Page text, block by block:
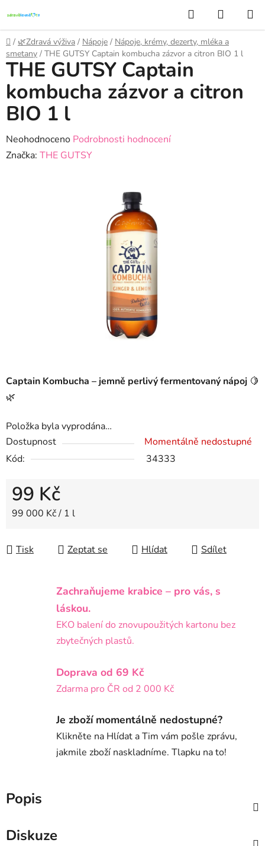
na
obsah
Hledat
KOŠÍK
Domů
/ 🌿Zdravá výživa / Nápoje / Nápoje, krémy, dezerty, mléka a
smetany / THE GUTSY Captain kombucha zázvor a citron BIO 1 l
Captain Kombucha – jemně perlivý fermentovaný nápoj 🍋
🌿
Položka byla vyprodána…
Dostupnost
Momentálně nedostupné
Kód:
34333
99 Kč
Měrná cena:
99 000 Kč / 1 l
Tisk Zeptat se Hlídat Sdílet
THE GUTSY Captain
kombucha zázvor a citron
BIO 1 l
Průměrné
hodnocení
Neohodnoceno Podrobnosti hodnocení
Značka: THE GUTSY
Zachraňujeme krabice – pro vás, s
láskou.
EKO balení do znovupoužitých kartonu bez
zbytečných plastů.
Doprava od 69 Kč
Zdarma pro ČR od 2 000 Kč
Je zboží momentálně nedostupné?
Klikněte na Hlídat a Tim vám pošle zprávu,
jakmile zboží naskladníme. Tlapku na to!
Popis
Diskuze